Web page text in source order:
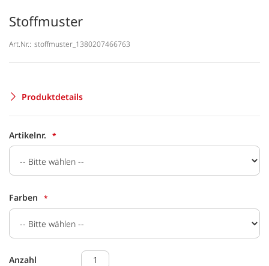
Stoffmuster
Art.Nr.: stoffmuster_1380207466763
Produktdetails
Artikelnr.
Farben
Anzahl